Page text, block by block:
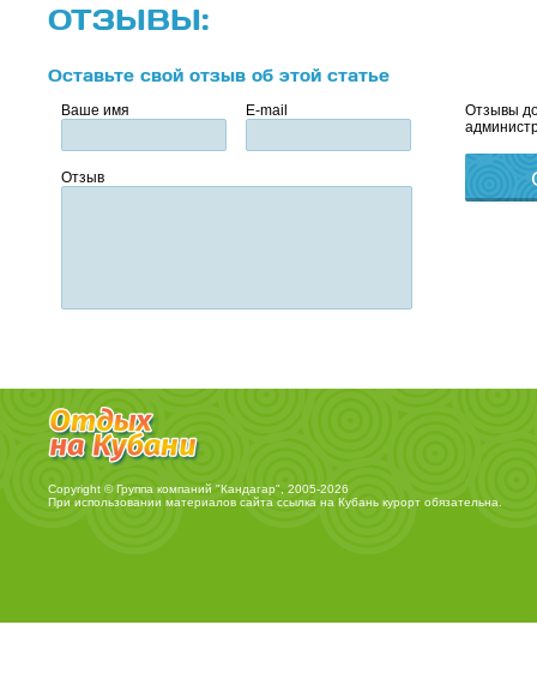
ОТЗЫВЫ:
Оставьте свой отзыв об этой статье
Ваше имя E-mail
Отзыв
Отзывы
Copyright © Группа компаний "Кандагар", 2005-2026
При использовании материалов сайта ссылка на Кубань курортобязательна.